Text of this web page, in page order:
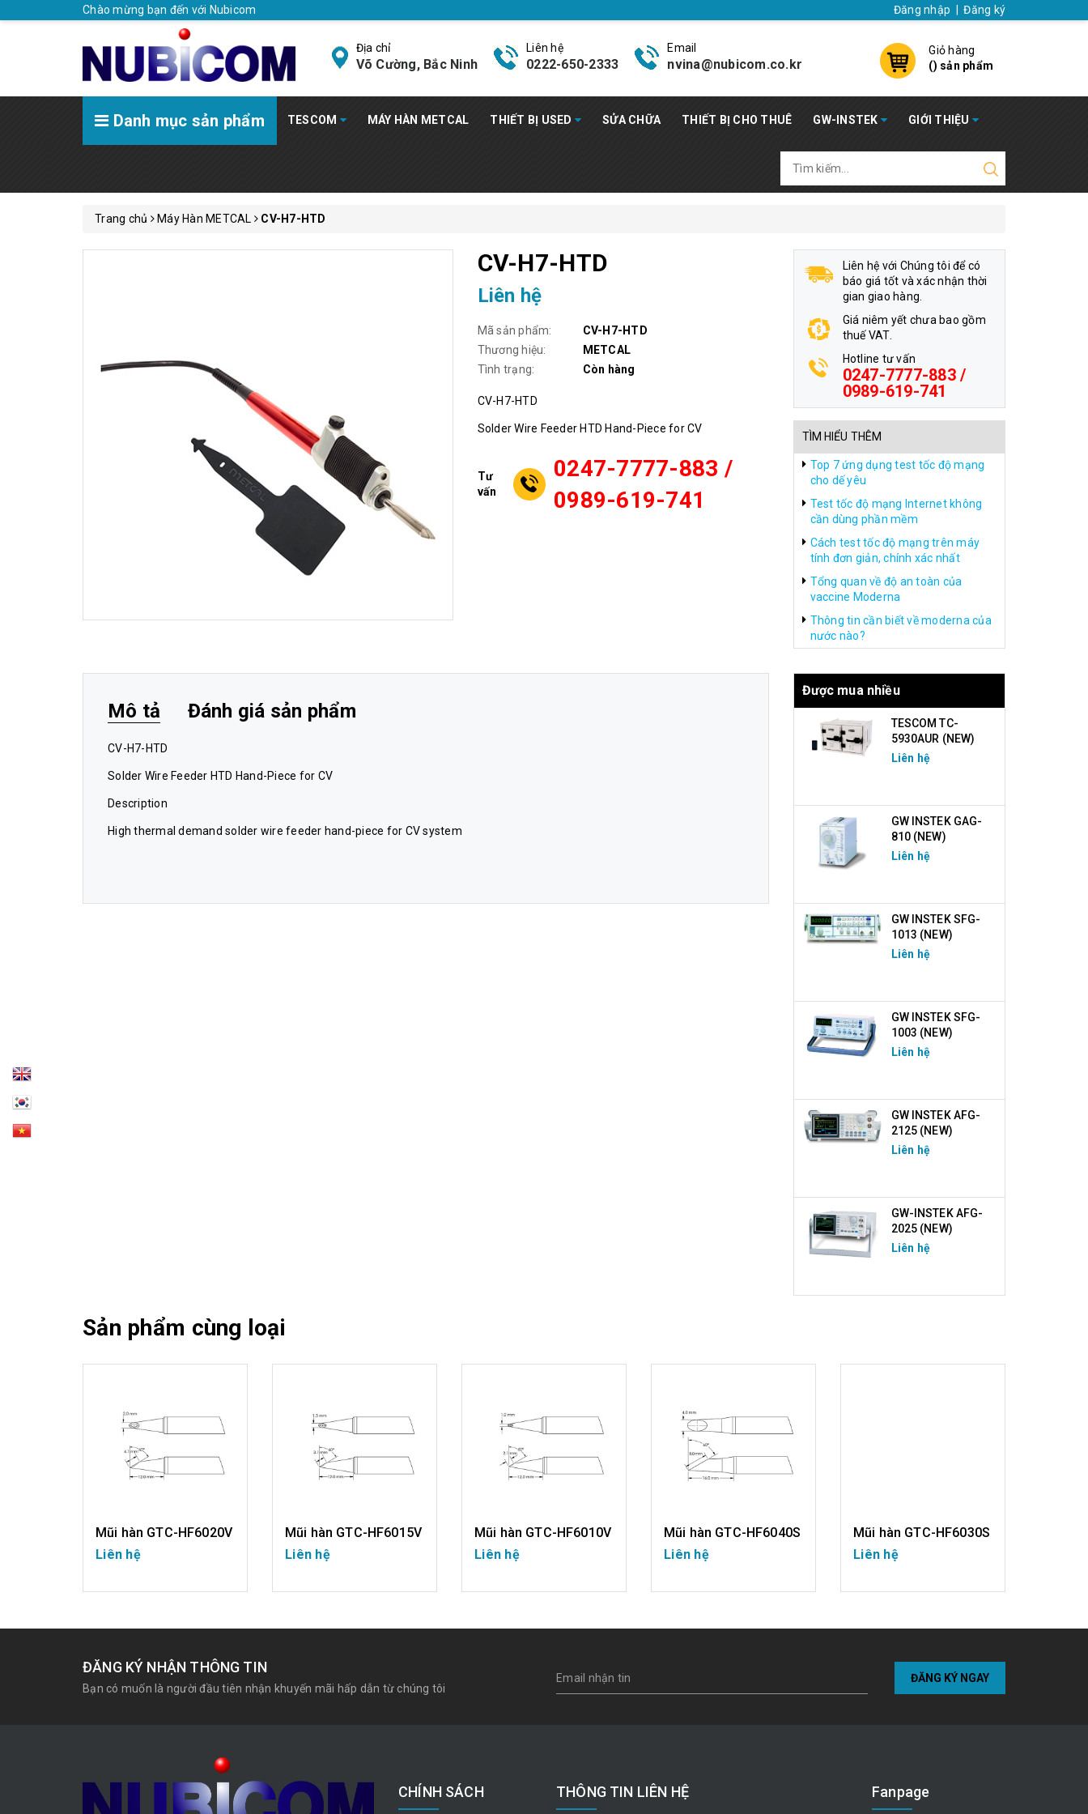
Chào mừng bạn đến với Nubicom Đăng nhập Đăng ký
Địa chỉ
Võ Cường, Bắc Ninh
Liên hệ
0222-650-2333
Email
nvina@nubicom.co.kr
Giỏ hàng
() sản phẩm
Danh mục sản phẩm TESCOM MÁY HÀN METCAL THIẾT BỊ USED SỬA CHỮA THIẾT BỊ CHO THUÊ GW-INSTEK GIỚI THIỆU
Trang chủ Máy Hàn METCAL CV-H7-HTD
CV-H7-HTD
Liên hệ
Mã sản phẩm:
CV-H7-HTD
Thương hiệu:
METCAL
Tình trạng:
Còn hàng
CV-H7-HTD
Solder Wire Feeder HTD Hand-Piece for CV
Tư
vấn
0247-7777-883 /
0989-619-741
Liên hệ với Chúng tôi để có
báo giá tốt và xác nhận thời
gian giao hàng.
Giá niêm yết chưa bao gồm
thuế VAT.
Hotline tư vấn
0247-7777-883 /
0989-619-741
TÌM HIỂU THÊM
Top 7 ứng dụng test tốc độ mạng
cho dế yêu
Test tốc độ mạng Internet không
cần dùng phần mềm
Cách test tốc độ mạng trên máy
tính đơn giản, chính xác nhất
Tổng quan về độ an toàn của
vaccine Moderna
Thông tin cần biết về moderna của
nước nào?
Mô tả Đánh giá sản phẩm
CV-H7-HTD
Solder Wire Feeder HTD Hand-Piece for CV
Description
High thermal demand solder wire feeder hand-piece for CV system
Được mua nhiều
TESCOM TC-
5930AUR (NEW)
Liên hệ
GW INSTEK GAG-
810 (NEW)
Liên hệ
GW INSTEK SFG-
1013 (NEW)
Liên hệ
GW INSTEK SFG-
1003 (NEW)
Liên hệ
GW INSTEK AFG-
2125 (NEW)
Liên hệ
GW-INSTEK AFG-
2025 (NEW)
Liên hệ
Sản phẩm cùng loại
Mũi hàn GTC-HF6020V
Liên hệ
Mũi hàn GTC-HF6015V
Liên hệ
Mũi hàn GTC-HF6010V
Liên hệ
Mũi hàn GTC-HF6040S
Liên hệ
Mũi hàn GTC-HF6030S
Liên hệ
ĐĂNG KÝ NHẬN THÔNG TIN
Bạn có muốn là người đầu tiên nhận khuyến mãi hấp dẫn từ chúng tôi
ĐĂNG KÝ NGAY
CHÍNH SÁCH THÔNG TIN LIÊN HỆ Fanpage